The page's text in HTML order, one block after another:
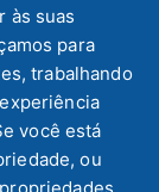
às suas
para
trabalhando
você está
ou